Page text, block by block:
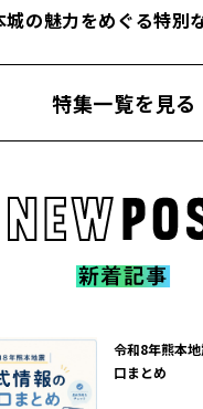
城の魅力をめぐる特別
特集一覧を見る
令和8年熊本
口まとめ